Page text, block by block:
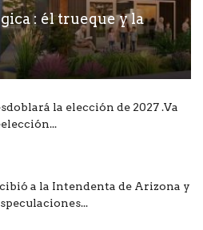
: él trueque y la
la elección de 2027 .Va
a la Intendenta de Arizona y